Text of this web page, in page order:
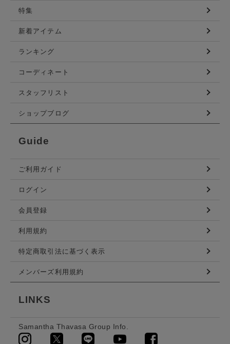
特集
新着アイテム
ランキング
コーディネート
スタッフリスト
ショップブログ
Guide
ご利用ガイド
ログイン
会員登録
利用規約
特定商取引法に基づく表示
メンバーズ利用規約
LINKS
Samantha Thavasa Group Info.